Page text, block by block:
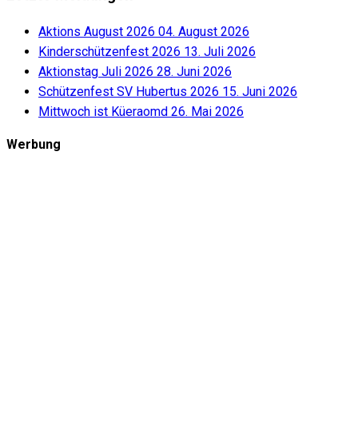
Aktions August 2026 04. August 2026
Kinderschützenfest 2026 13. Juli 2026
Aktionstag Juli 2026 28. Juni 2026
Schützenfest SV Hubertus 2026 15. Juni 2026
Mittwoch ist Küeraomd 26. Mai 2026
Werbung